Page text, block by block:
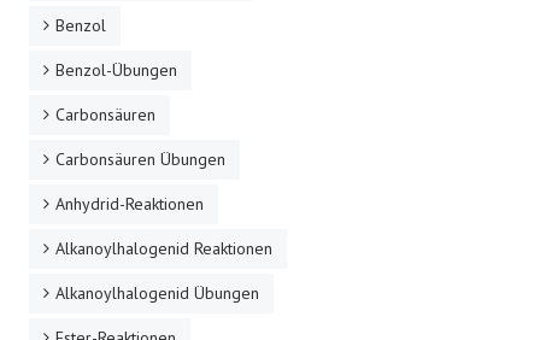
Benzol
Benzol-Übungen
Carbonsäuren
Carbonsäuren Übungen
Anhydrid-Reaktionen
Alkanoylhalogenid Reaktionen
Alkanoylhalogenid Übungen